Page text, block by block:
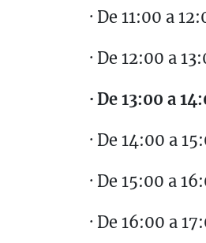
· De 11:00 a
· De 12:00 a
· De 13:00 a
· De 14:00 a
· De 15:00 a
· De 16:00 a